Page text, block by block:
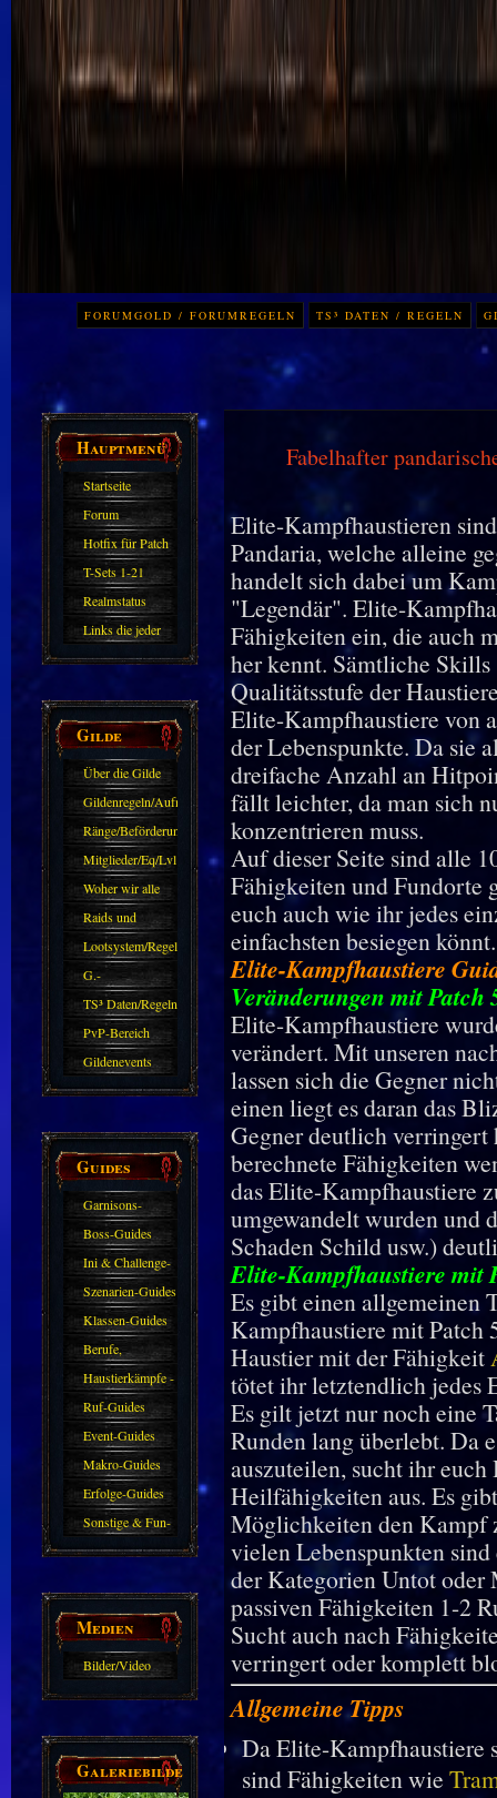
FORUMGOLD / FORUMREGELN TS³ DATEN / REGELN
Hauptmenü
Startseite
Forum
Hotfix für Patch
11.X
T-Sets 1-21
Realmstatus
Links die jeder
kennen sollte?!
Gilde
Über die Gilde
(DAW)
Gildenregeln/Aufnahme
Ränge/Beförderungen
Mitglieder/Eq/Lvl
Woher wir alle
kommen.
Raids und
Zubehör
Lootsystem/Regeln
G.-
Sparkasse/Goldleihen
TS³ Daten/Regeln
PvP-Bereich
Gildenevents
Guides
Garnisons-
Guides
Boss-Guides
Ini & Challenge-
Guides
Szenarien-Guides
Klassen-Guides
Berufe,
Farmkarten und
Haustiere
Haustierkämpfe -
Guide
Ruf-Guides
Event-Guides
Makro-Guides
Erfolge-Guides
Sonstige & Fun-
Guides
Medien
Bilder/Video
Galeriebilder
Fabelhafter
Elite-Kampfhaustieren
Pandaria, welche alleine
handelt sich dabei um
"Legendär". Elite-
Fähigkeiten ein, die auch
her kennt. Sämtliche
Qualitätsstufe der
Elite-Kampfhaustiere von
der Lebenspunkte. Da sie
dreifache Anzahl an
fällt leichter, da man sich
konzentrieren muss.
Auf dieser Seite sind alle
Fähigkeiten und Fundorte
euch auch wie ihr jedes
einfachsten besiegen könnt.
Elite-Kampfhaustiere
Veränderungen mit Patch
Elite-Kampfhaustiere
verändert. Mit unseren
lassen sich die Gegner
einen liegt es daran das
Gegner deutlich verringert
berechnete Fähigkeiten
das Elite-Kampfhaustiere
umgewandelt wurden und
Schaden Schild usw.)
Elite-Kampfhaustiere mit
Es gibt einen allgemeinen
Kampfhaustiere mit Patch
Haustier mit der Fähigkeit
tötet ihr letztendlich jedes
Es gilt jetzt nur noch eine
Runden lang überlebt. Da
auszuteilen, sucht ihr
Heilfähigkeiten aus. Es
Möglichkeiten den Kampf
vielen Lebenspunkten
der Kategorien Untot oder
passiven Fähigkeiten 1-2
Sucht auch nach
verringert oder komplett
Allgemeine Tipps
Da Elite-Kampfhaustiere
sind Fähigkeiten wie